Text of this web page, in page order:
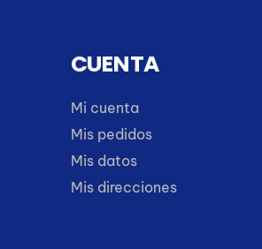
CUENTA
Mi cuenta
Mis pedidos
Mis datos
Mis direcciones